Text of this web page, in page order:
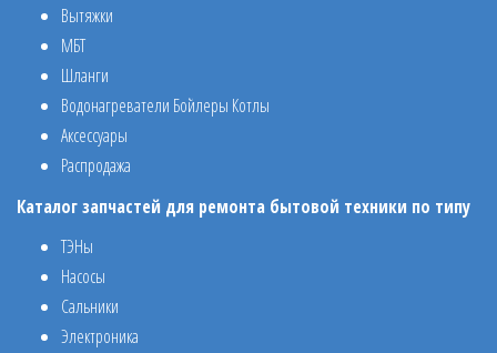
Вытяжки
МБТ
Шланги
Водонагреватели Бойлеры Котлы
Аксессуары
Распродажа
Каталог запчастей для ремонта бытовой техники по типу
ТЭНы
Насосы
Сальники
Электроника